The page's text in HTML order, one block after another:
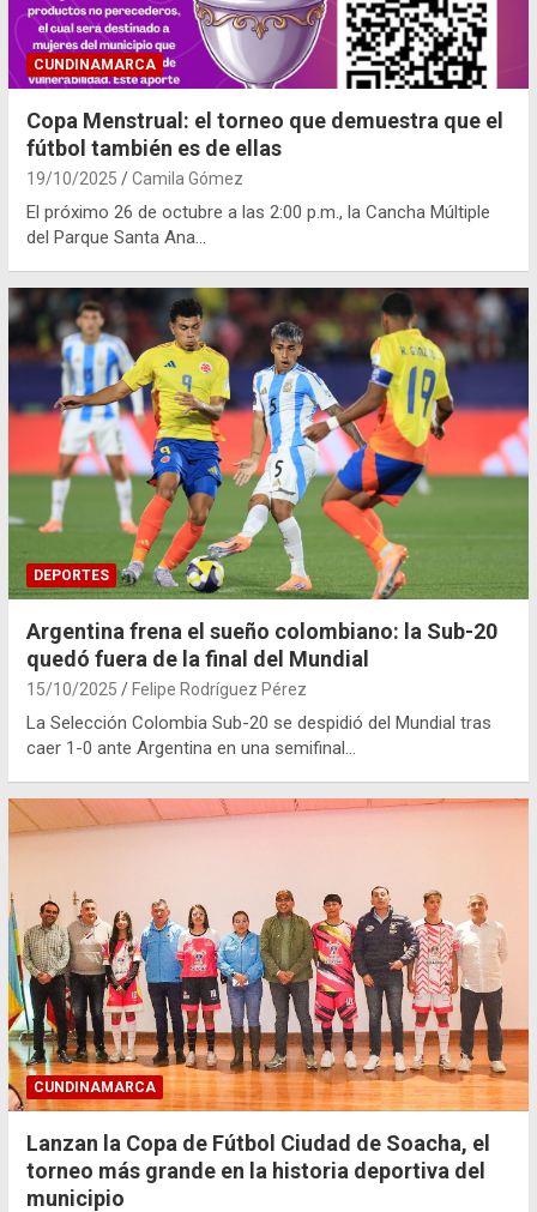
CUNDINAMARCA
Copa Menstrual: el torneo que demuestra que el
fútbol también es de ellas
19/10/2025 Camila Gómez
El próximo 26 de octubre a las 2:00 p.m., la Cancha Múltiple
del Parque Santa Ana…
DEPORTES
Argentina frena el sueño colombiano: la Sub-20
quedó fuera de la final del Mundial
15/10/2025 Felipe Rodríguez Pérez
La Selección Colombia Sub-20 se despidió del Mundial tras
caer 1-0 ante Argentina en una semifinal…
CUNDINAMARCA
Lanzan la Copa de Fútbol Ciudad de Soacha, el
torneo más grande en la historia deportiva del
municipio